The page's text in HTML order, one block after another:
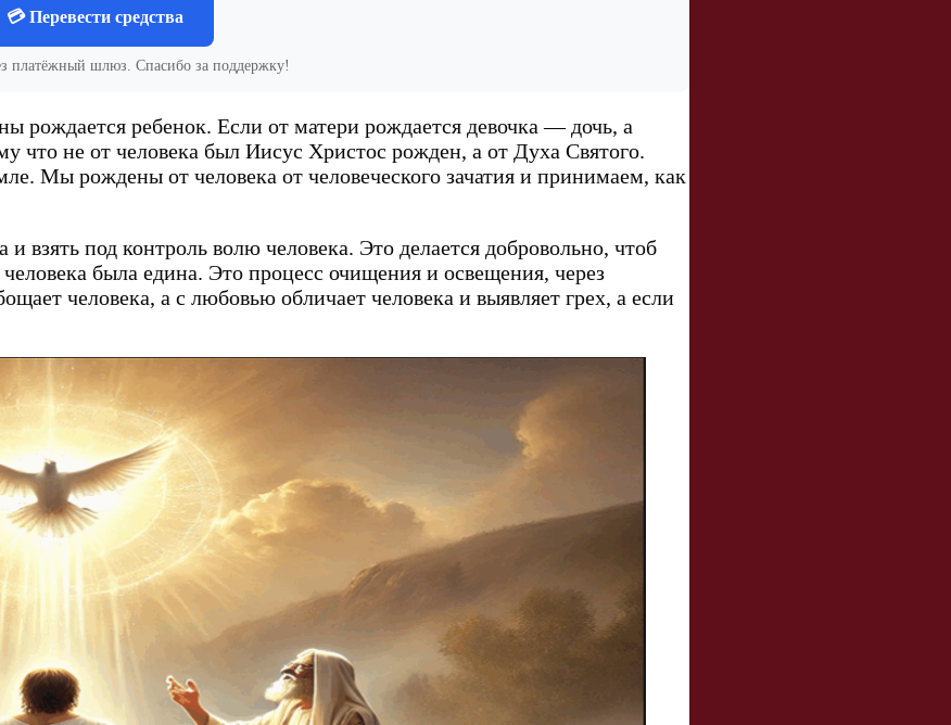
💳 Перевести средства
платёжный шлюз. Спасибо за поддержку!
рождается ребенок. Если от матери рождается девочка — дочь, а
что не от человека был Иисус Христос рожден, а от Духа Святого.
Мы рождены от человека от человеческого зачатия и принимаем, как
взять под контроль волю человека. Это делается добровольно, чтоб
была едина. Это процесс очищения и освещения, через
человека, а с любовью обличает человека и выявляет грех, а если